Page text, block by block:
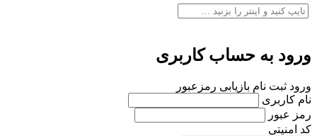
ورود به حساب کاربری
ورود ثبت نام بازیابی رمزعبور
نام کاربری
رمز عبور
کد امنیتی